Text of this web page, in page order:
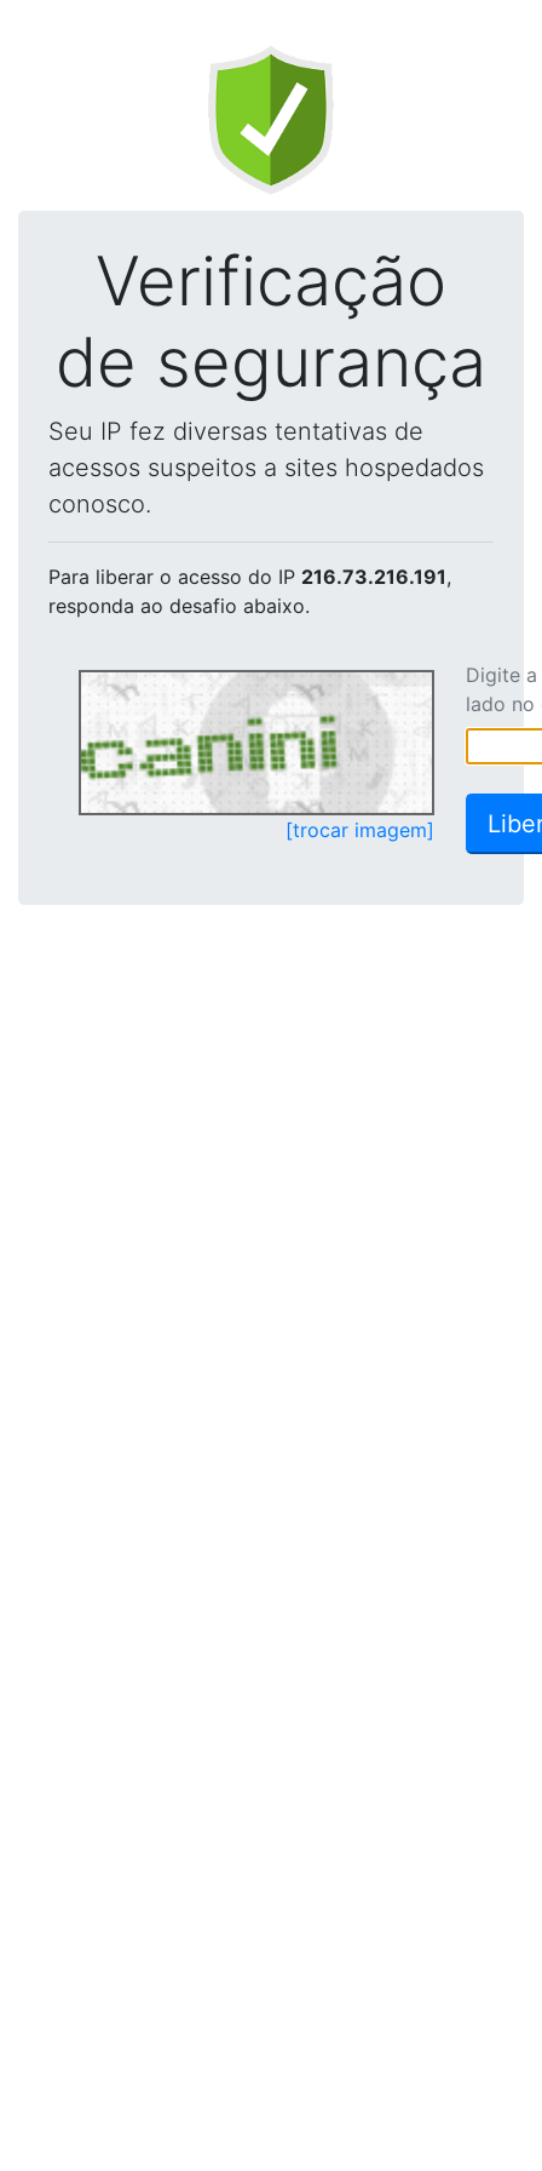
Verificação
de segurança
Seu IP fez diversas tentativas de
acessos suspeitos a sites hospedados
conosco.
Para liberar o acesso do IP 216.73.216.191,
responda ao desafio abaixo.
[trocar imagem]
Digite
lado no